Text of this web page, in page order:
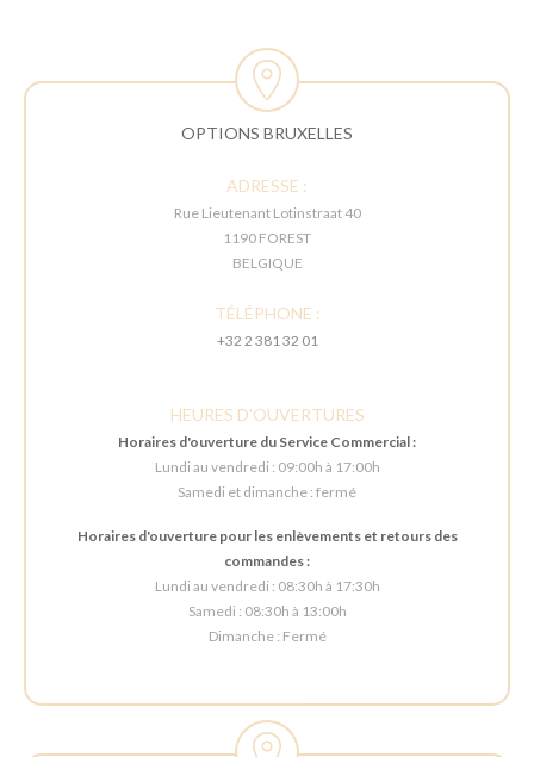
OPTIONS BRUXELLES
ADRESSE :
Rue Lieutenant Lotinstraat 40
1190 FOREST
BELGIQUE
TÉLÉPHONE :
+32 2 381 32 01
HEURES D'OUVERTURES
Horaires d'ouverture du Service Commercial :
Lundi au vendredi : 09:00h à 17:00h
Samedi et dimanche : fermé
Horaires d'ouverture pour les enlèvements et retours des
commandes :
Lundi au vendredi : 08:30h à 17:30h
Samedi : 08:30h à 13:00h
Dimanche : Fermé